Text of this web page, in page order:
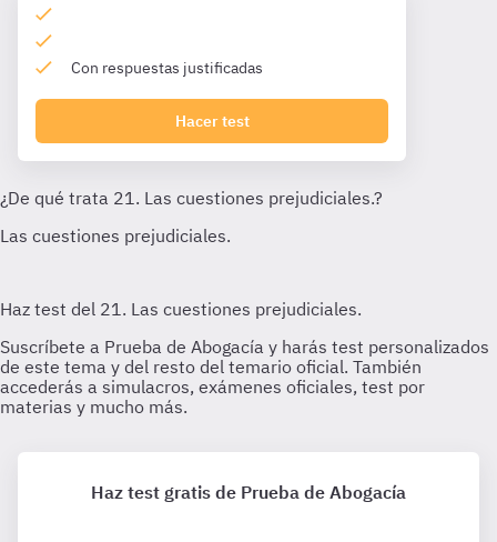
Con respuestas justificadas
Hacer test
Haz test gratis de Prueba de Abogacía